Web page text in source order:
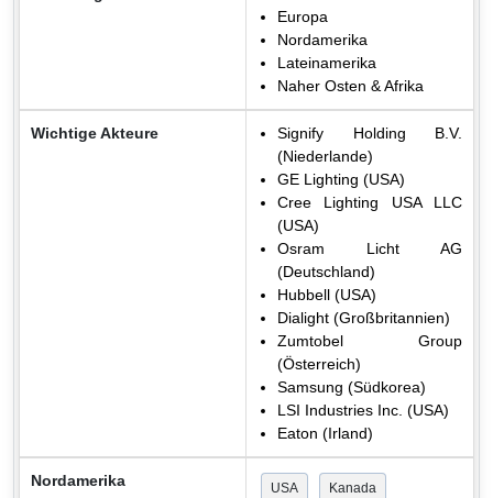
Europa
Nordamerika
Lateinamerika
Naher Osten & Afrika
Wichtige Akteure
Signify Holding B.V.
(Niederlande)
GE Lighting (USA)
Cree Lighting USA LLC
(USA)
Osram Licht AG
(Deutschland)
Hubbell (USA)
Dialight (Großbritannien)
Zumtobel Group
(Österreich)
Samsung (Südkorea)
LSI Industries Inc. (USA)
Eaton (Irland)
Nordamerika USA Kanada